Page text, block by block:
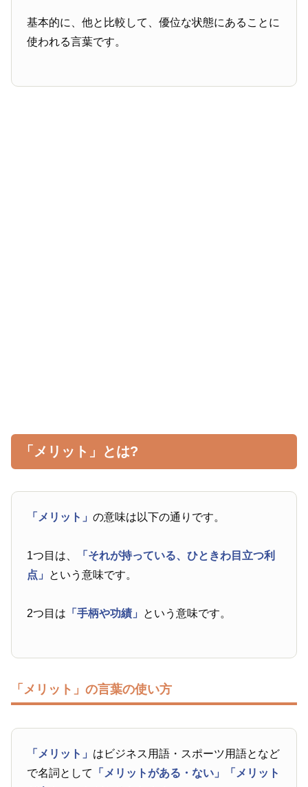
基本的に、他と比較して、優位な状態にあることに
使われる言葉です。
「メリット」とは?
「メリット」の意味は以下の通りです。
1つ目は、
「それが持っている、ひときわ目立つ利
点」 という意味です。
2つ目は 「手柄や功績」 という意味です。
「メリット」の言葉の使い方
「メリット」 はビジネス用語・スポーツ用語となど
で名詞として
「メリットがある・ない」
「メリット